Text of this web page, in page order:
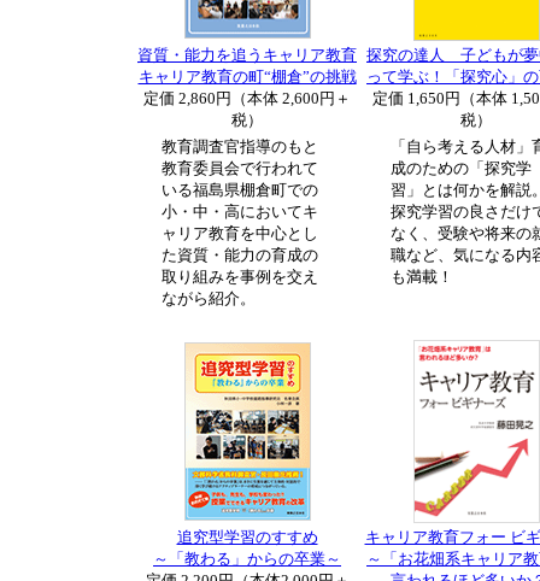
資質・能力を追うキャリア教育
キャリア教育の町“棚倉”の挑戦
定価 2,860円（本体 2,600円＋
税）
探究の達人 子どもが夢
って学ぶ！「探究心」
定価 1,650円（本体
税）
教育調査官指導のもと
教育委員会で行われて
いる福島県棚倉町での
小・中・高においてキ
ャリア教育を中心とし
た資質・能力の育成の
取り組みを事例を交え
ながら紹介。
「自ら考える人材」
成のための「探究学
習」とは何かを解説
探究学習の良さだけ
なく、受験や将来の
職など、気になる内
も満載！
追究型学習のすすめ
～「教わる」からの卒業～
キャリア教育フォー ビ
～「お花畑系キャリア